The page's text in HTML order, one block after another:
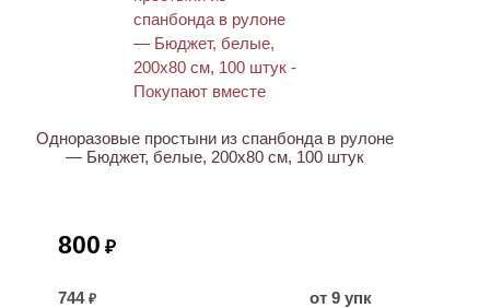
Одноразовые простыни из спанбонда в рулоне
— Бюджет, белые, 200х80 см, 100 штук
800 ₽
744 ₽
от 9 упк